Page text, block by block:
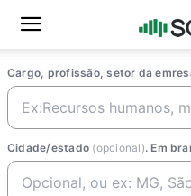
Cargo, profissão, setor da
Cidade/estado (opcional). Em